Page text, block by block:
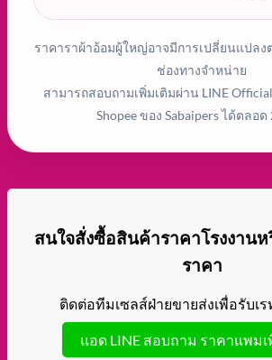
ราคาราผ้าอ้อมผู้ใหญ่อาจมีการเปลี่ยนแปล
ช่องทางจำหน่าย
สามารถสอบถามเพิ่มเติมผ่าน LINE
Shopee ของ Sabaipers ได้ตลอด
สนใจสั่งซื้อสินค้าราคาโรงงาน
ราคา
ติดต่อทีมเซลส์ฝ่ายขายส่งเพื่อรับเ
แอด LINE สอบถาม ราคาแพม